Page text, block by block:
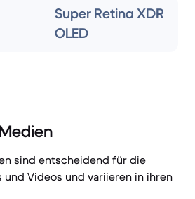
Super Retina XDR
OLED
sind entscheidend für die
und Videos und variieren in ihren